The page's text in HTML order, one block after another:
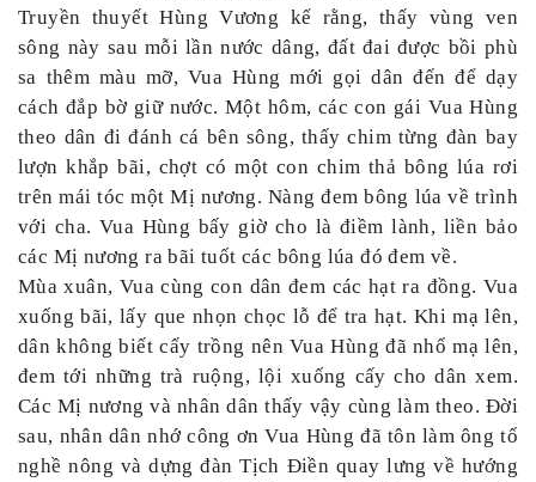
Truyền thuyết Hùng Vương kể rằng, thấy vùng ven
sông này sau mỗi lần nước dâng, đất đai được bồi phù
sa thêm màu mỡ, Vua Hùng mới gọi dân đến để dạy
cách đắp bờ giữ nước. Một hôm, các con gái Vua Hùng
theo dân đi đánh cá bên sông, thấy chim từng đàn bay
lượn khắp bãi, chợt có một con chim thả bông lúa rơi
trên mái tóc một Mị nương. Nàng đem bông lúa về trình
với cha. Vua Hùng bấy giờ cho là điềm lành, liền bảo
các Mị nương ra bãi tuốt các bông lúa đó đem về.
Mùa xuân, Vua cùng con dân đem các hạt ra đồng. Vua
xuống bãi, lấy que nhọn chọc lỗ để tra hạt. Khi mạ lên,
dân không biết cấy trồng nên Vua Hùng đã nhổ mạ lên,
đem tới những trà ruộng, lội xuống cấy cho dân xem.
Các Mị nương và nhân dân thấy vậy cùng làm theo. Đời
sau, nhân dân nhớ công ơn Vua Hùng đã tôn làm ông tổ
nghề nông và dựng đàn Tịch Điền quay lưng về hướng